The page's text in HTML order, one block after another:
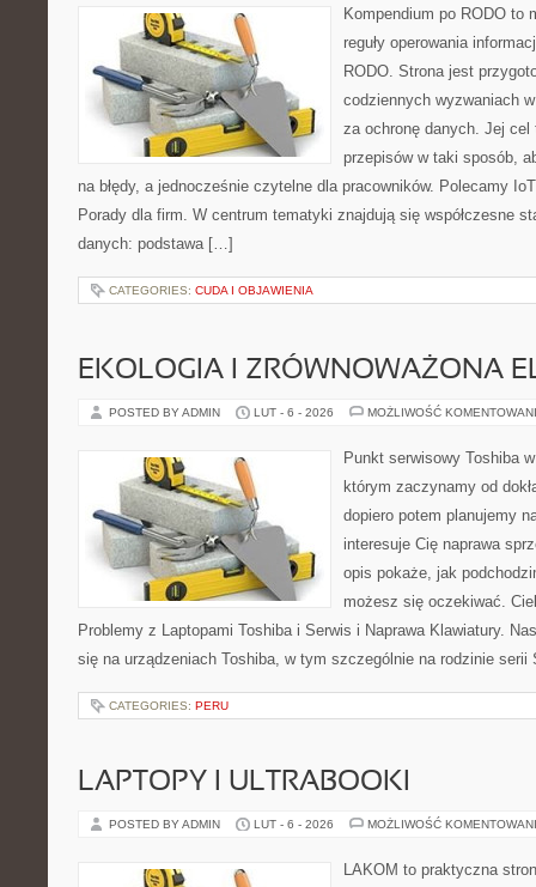
Kompendium po RODO to
reguły operowania
RODO. Strona jest
codziennych wyzwaniach
za ochronę danych. Jej cel
przepisów w taki sposób,
na błędy, a jednocześnie czytelne dla pracowników. Polecamy
Porady dla firm. W centrum tematyki znajdują się współczesne
danych: podstawa […]
CATEGORIES: CUDA I OBJAWIENIA
EKOLOGIA I ZRÓWNOWAŻONA
POSTED BY ADMIN LUT - 6 - 2026 MOŻLIWOŚĆ
Punkt serwisowy Toshiba
którym zaczynamy od
dopiero potem planujemy
interesuje Cię naprawa
opis pokaże, jak
możesz się oczekiwać.
Problemy z Laptopami Toshiba i Serwis i Naprawa Klawiatury.
się na urządzeniach Toshiba, w tym szczególnie na rodzinie
CATEGORIES: PERU
LAPTOPY I ULTRABOOKI
POSTED BY ADMIN LUT - 6 - 2026 MOŻLIWOŚĆ
LAKOM to praktyczna